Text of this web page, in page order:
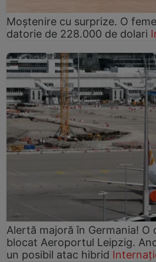
Moștenire cu surprize. O
datorie de 228.000 de dolari
Alertă majoră în Germania! O
blocat Aeroportul Leipzig.
un posibil atac hibrid